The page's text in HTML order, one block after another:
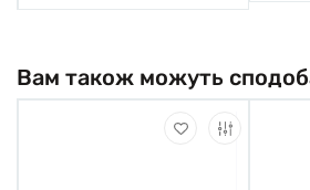
Вам також можуть